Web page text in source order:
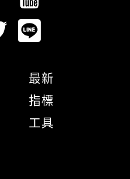
最新
指標
工具